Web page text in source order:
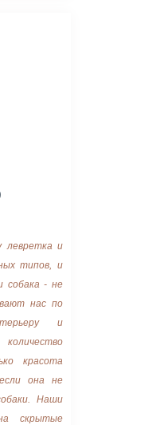
левретка и
типов, и
собака - не
нас по
и
красота
она не
Наши
скрытые